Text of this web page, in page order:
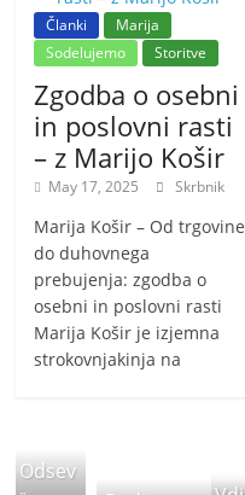
Članki
Marija
Sodelujemo
Storitve
Zgodba o osebni
in poslovni rasti
– z Marijo Košir
May 17, 2025 Skrbnik
Marija Košir – Od trgovine
do duhovnega
prebujenja: zgodba o
osebni in poslovni rasti
Marija Košir je izjemna
strokovnjakinja na
Odsev